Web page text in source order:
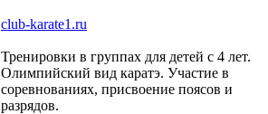
club-karate1.ru
Тренировки в группах для детей с 4 лет.
Олимпийский вид каратэ. Участие в
соревнованиях, присвоение поясов и
разрядов.